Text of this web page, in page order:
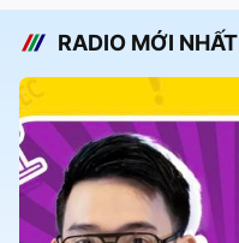
RADIO MỚI NHẤT